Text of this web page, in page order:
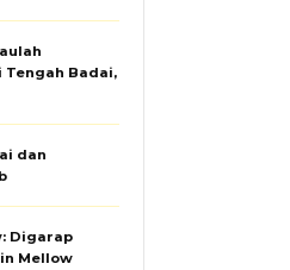
Tengah Badai,
dan
Digarap
Mellow